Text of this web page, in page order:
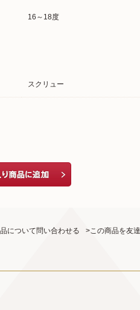
16～18度
スクリュー
について問い合わせる >この商品を友